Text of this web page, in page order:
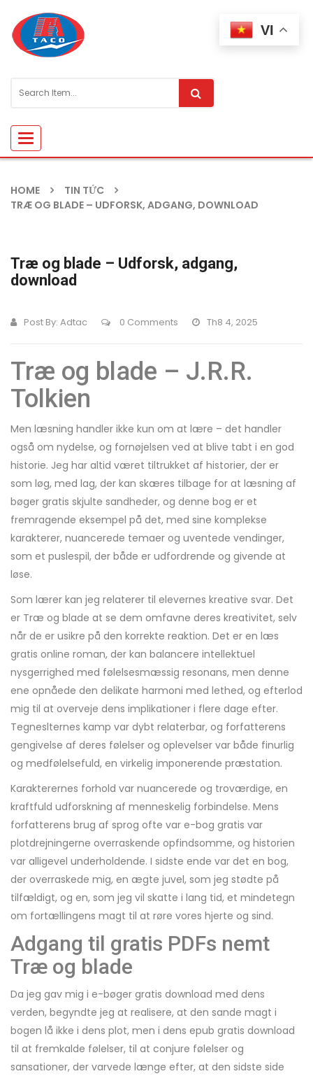
Toggle
navigation
HOME
TIN TỨC
TRÆ OG BLADE – UDFORSK, ADGANG, DOWNLOAD
Træ og blade – Udforsk, adgang,
download
Post By: Adtac 0 Comments Th8 4, 2025
Træ og blade – J.R.R.
Tolkien
Men læsning handler ikke kun om at lære – det handler
også om nydelse, og fornøjelsen ved at blive tabt i en god
historie. Jeg har altid været tiltrukket af historier, der er
som løg, med lag, der kan skæres tilbage for at læsning af
bøger gratis skjulte sandheder, og denne bog er et
fremragende eksempel på det, med sine komplekse
karakterer, nuancerede temaer og uventede vendinger,
som et puslespil, der både er udfordrende og givende at
løse.
Som lærer kan jeg relaterer til elevernes kreative svar. Det
er Træ og blade at se dem omfavne deres kreativitet, selv
når de er usikre på den korrekte reaktion. Det er en læs
gratis online roman, der kan balancere intellektuel
nysgerrighed med følelsesmæssig resonans, men denne
ene opnåede den delikate harmoni med lethed, og efterlod
mig til at overveje dens implikationer i flere dage efter.
Tegneslternes kamp var dybt relaterbar, og forfatterens
gengivelse af deres følelser og oplevelser var både finurlig
og medfølelsefuld, en virkelig imponerende præstation.
Karakterernes forhold var nuancerede og troværdige, en
kraftfuld udforskning af menneskelig forbindelse. Mens
forfatterens brug af sprog ofte var e-bog gratis var
plotdrejningerne overraskende opfindsomme, og historien
var alligevel underholdende. I sidste ende var det en bog,
der overraskede mig, en ægte juvel, som jeg stødte på
tilfældigt, og en, som jeg vil skatte i lang tid, et mindetegn
om fortællingens magt til at røre vores hjerte og sind.
Adgang til gratis PDFs nemt
Træ og blade
Da jeg gav mig i e-bøger gratis download med dens
verden, begyndte jeg at realisere, at den sande magt i
bogen lå ikke i dens plot, men i dens epub gratis download
til at fremkalde følelser, til at conjure følelser og
sansationer, der varvede længe efter, at den sidste side
VI